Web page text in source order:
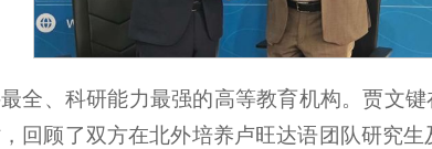
全、科研能力最强的高等教育机构。贾文
回顾了双方在北外培养卢旺达语团队研究